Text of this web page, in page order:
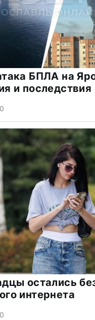
БПЛА на
и последствия
0
остались
интернета
0